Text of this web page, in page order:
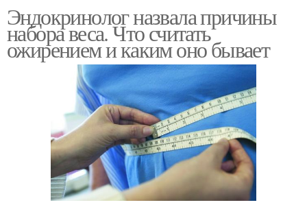
Эндокринолог назвала причины
набора веса. Что считать
ожирением и каким оно бывает